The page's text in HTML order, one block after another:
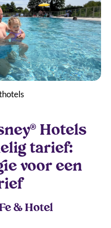
Hotels
tarief:
voor een
& Hotel